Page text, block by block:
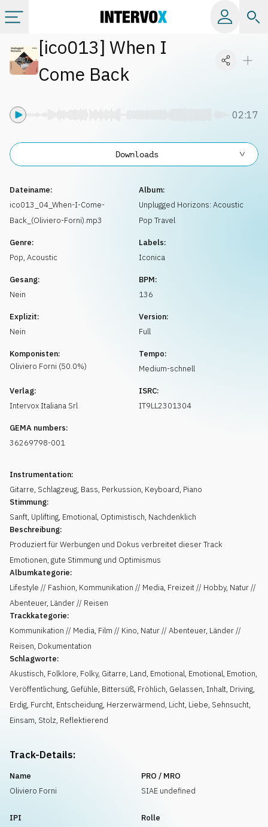
Kategorien
[ico013] When I
Come Back
02:17
Dateiname:
ico013_04_When-I-Come-
Back_(Oliviero-Forni).mp3
Album:
Unplugged Horizons: Acoustic
Pop Travel
Genre:
Pop, Acoustic
Labels:
Iconica
Gesang:
Nein
BPM:
136
Explizit:
Nein
Version:
Full
Komponisten:
Oliviero Forni (50.0%)
Tempo:
Medium-schnell
Verlag:
Intervox Italiana Srl
ISRC:
IT9LL2301304
GEMA numbers:
36269798-001
Instrumentation:
Gitarre, Schlagzeug, Bass, Perkussion, Keyboard, Piano
Stimmung:
Sanft, Uplifting, Emotional, Optimistisch, Nachdenklich
Beschreibung:
Produziert für Werbungen und Dokus verbreitet dieser Track
Emotionen, gute Stimmung und Optimismus
Albumkategorie:
Lifestyle // Fashion, Kommunikation // Media, Freizeit // Hobby, Natur //
Abenteuer, Länder // Reisen
Trackkategorie:
Kommunikation // Media, Film // Kino, Natur // Abenteuer, Länder //
Reisen, Dokumentation
Schlagworte:
Akustisch, Folklore, Folky, Gitarre, Land, Emotional, Emotional, Emotion,
Veröffentlichung, Gefühle, Bittersüß, Fröhlich, Gelassen, Inhalt, Driving,
Erdig, Furcht, Entscheidung, Herzerwärmend, Licht, Liebe, Sehnsucht,
Einsam, Stolz, Reflektierend
Downloads
Track-Details:
Name
Oliviero Forni
PRO / MRO
SIAE undefined
IPI
Rolle